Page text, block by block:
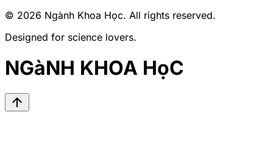
© 2026 Ngành Khoa Học. All rights reserved.
Designed for science lovers.
NGàNH KHOA HọC
arrow_upward